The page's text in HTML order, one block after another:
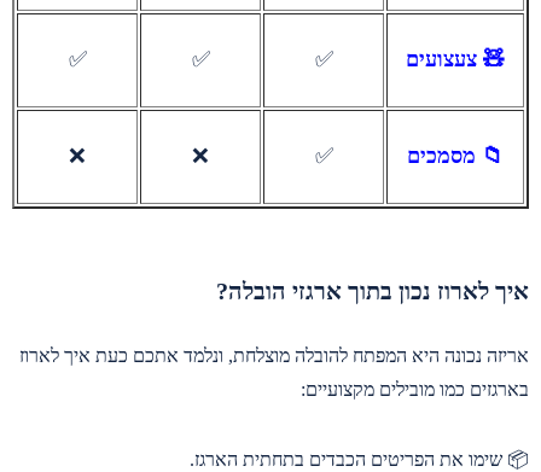
🧸 צעצועים ✅
✅
✅
📁 מסמכים ✅
❌
❌
איך לארוז נכון בתוך ארגזי הובלה?
אריזה נכונה היא המפתח להובלה מוצלחת, ונלמד אתכם כעת איך לארוז
בארגזים כמו מובילים מקצועיים:
📦 שימו את הפריטים הכבדים בתחתית הארגז.